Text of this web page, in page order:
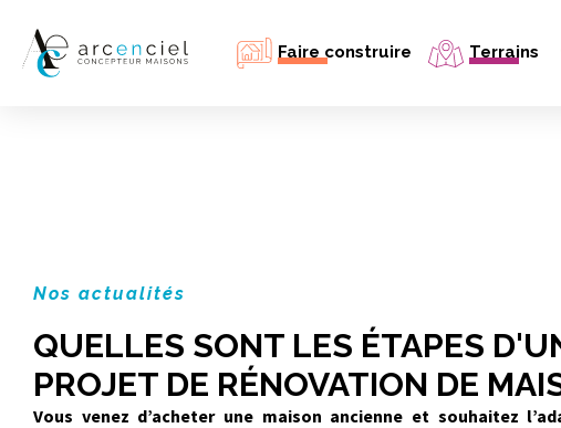
Faire construire Terrains
Nos actualités
QUELLES SONT LES ÉTAPES
PROJET DE RÉNOVATION DE
Vous venez d’acheter une maison ancienne et souhaitez